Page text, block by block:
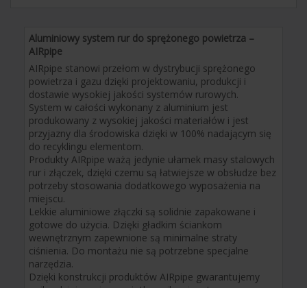
Aluminiowy system rur do sprężonego powietrza –
AIRpipe
AIRpipe stanowi przełom w dystrybucji sprężonego
powietrza i gazu dzięki projektowaniu, produkcji i
dostawie wysokiej jakości systemów rurowych.
System w całości wykonany z aluminium jest
produkowany z wysokiej jakości materiałów i jest
przyjazny dla środowiska dzięki w 100% nadającym się
do recyklingu elementom.
Produkty AIRpipe ważą jedynie ułamek masy stalowych
rur i złączek, dzięki czemu są łatwiejsze w obsłudze bez
potrzeby stosowania dodatkowego wyposażenia na
miejscu.
Lekkie aluminiowe złączki są solidnie zapakowane i
gotowe do użycia. Dzięki gładkim ściankom
wewnętrznym zapewnione są minimalne straty
ciśnienia. Do montażu nie są potrzebne specjalne
narzędzia.
Dzięki konstrukcji produktów AIRpipe gwarantujemy